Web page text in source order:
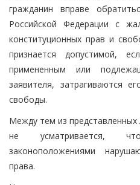
гражданин вправе
Российской Федерации с
конституционных прав и
признается допустимой,
примененным или
заявителя, затрагиваются
свободы.
Между тем из
не усматривается,
законоположениями
права.